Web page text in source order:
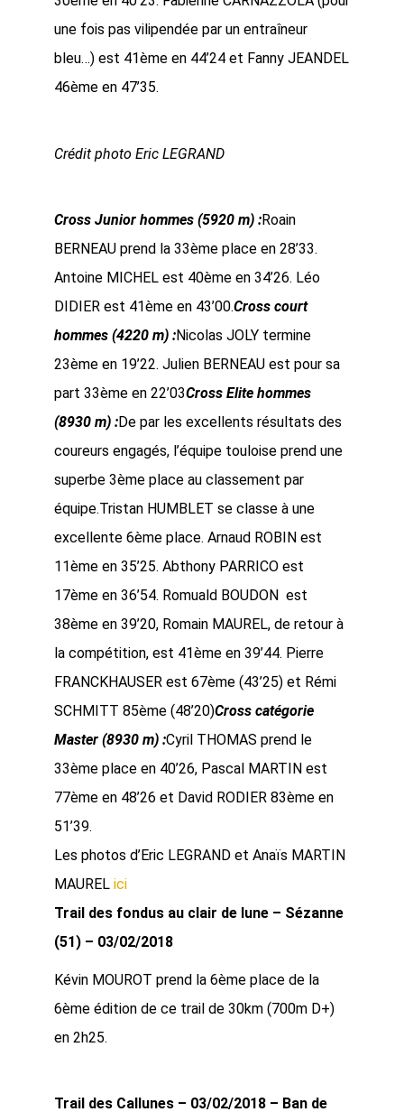
une fois pas vilipendée par un entraîneur
bleu…) est 41ème en 44’24 et Fanny JEANDEL
46ème en 47’35.
Crédit photo Eric LEGRAND
Cross Junior hommes (5920 m) :Roain
BERNEAU prend la 33ème place en 28’33.
Antoine MICHEL est 40ème en 34’26. Léo
DIDIER est 41ème en 43’00.Cross court
hommes (4220 m) :Nicolas JOLY termine
23ème en 19’22. Julien BERNEAU est pour sa
part 33ème en 22’03Cross Elite hommes
(8930 m) :De par les excellents résultats des
coureurs engagés, l’équipe touloise prend une
superbe 3ème place au classement par
équipe.Tristan HUMBLET se classe à une
excellente 6ème place. Arnaud ROBIN est
11ème en 35’25. Abthony PARRICO est
17ème en 36’54. Romuald BOUDON est
38ème en 39’20, Romain MAUREL, de retour à
la compétition, est 41ème en 39’44. Pierre
FRANCKHAUSER est 67ème (43’25) et Rémi
SCHMITT 85ème (48’20)Cross catégorie
Master (8930 m) :Cyril THOMAS prend le
33ème place en 40’26, Pascal MARTIN est
77ème en 48’26 et David RODIER 83ème en
51’39.
Les photos d’Eric LEGRAND et Anaïs MARTIN
MAUREL ici
Trail des fondus au clair de lune – Sézanne
(51) – 03/02/2018
Kévin MOUROT prend la 6ème place de la
6ème édition de ce trail de 30km (700m D+)
en 2h25.
Trail des Callunes – 03/02/2018 – Ban de